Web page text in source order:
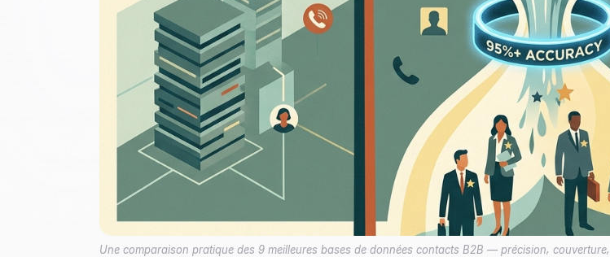
Une comparaison pratique des 9 meilleures bases de données contacts B2B — précision,